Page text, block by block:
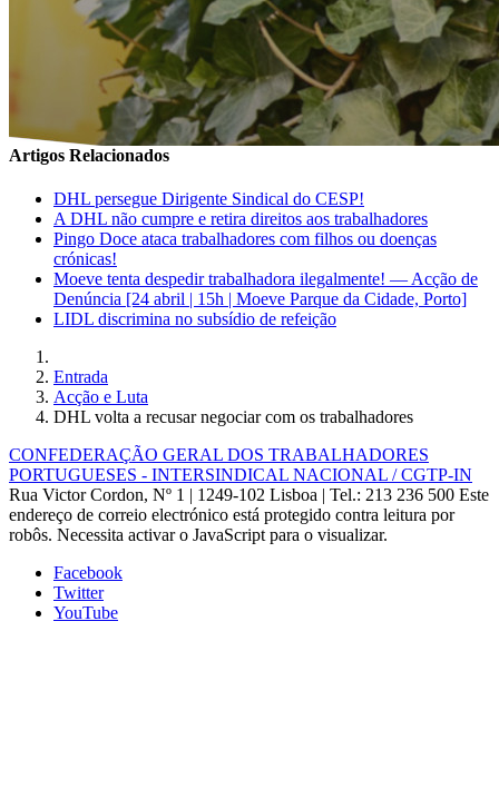
Artigos Relacionados
DHL persegue Dirigente Sindical do CESP!
A DHL não cumpre e retira direitos aos trabalhadores
Pingo Doce ataca trabalhadores com filhos ou doenças
crónicas!
Moeve tenta despedir trabalhadora ilegalmente! — Acção de
Denúncia [24 abril | 15h | Moeve Parque da Cidade, Porto]
LIDL discrimina no subsídio de refeição
Entrada
Acção e Luta
DHL volta a recusar negociar com os trabalhadores
CONFEDERAÇÃO GERAL DOS TRABALHADORES
PORTUGUESES - INTERSINDICAL NACIONAL / CGTP-IN
Rua Victor Cordon, Nº 1 | 1249-102 Lisboa | Tel.: 213 236 500 Este
endereço de correio electrónico está protegido contra leitura por
robôs. Necessita activar o JavaScript para o visualizar.
Facebook
Twitter
YouTube